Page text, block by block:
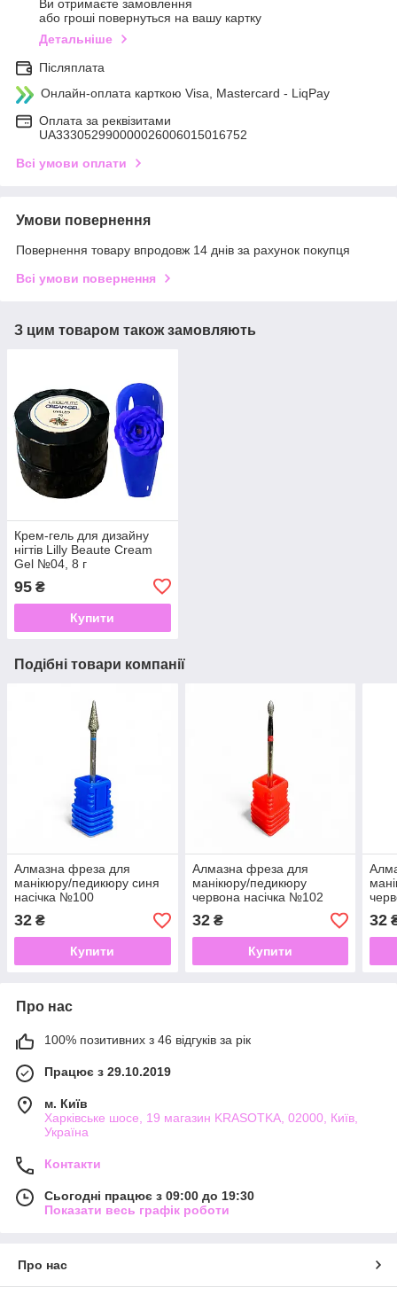
Ви отримаєте замовлення
або гроші повернуться на вашу картку
Детальніше
Післяплата
Онлайн-оплата карткою Visa, Mastercard - LiqPay
Оплата за реквізитами
UA333052990000026006015016752
Всі умови оплати
Умови повернення
Повернення товару впродовж 14 днів за рахунок покупця
Всі умови повернення
З цим товаром також замовляють
Крем-гель для дизайну
нігтів Lilly Beaute Cream
Gel №04, 8 г
95 ₴
Купити
Подібні товари компанії
Алмазна фреза для
манікюру/педикюру синя
насічка №100
32 ₴
Купити
Алмазна фреза для
манікюру/педикюру
червона насічка №102
32₴
Купити
32
Про нас
100% позитивних з 46 відгуків за рік
Працює з 29.10.2019
м. Київ
Харківське шосе, 19 магазин KRASOTKA, 02000, Київ,
Україна
Контакти
Сьогодні працює з 09:00 до 19:30
Показати весь графік роботи
Про нас